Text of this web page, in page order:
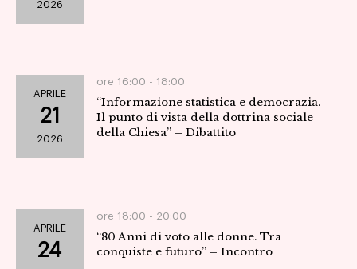
2026
APRILE
21
2026
ore 16:00 - 18:00
“Informazione statistica e democrazia.
Il punto di vista della dottrina sociale
della Chiesa” – Dibattito
APRILE
24
ore 18:00 - 20:00
“80 Anni di voto alle donne. Tra
conquiste e futuro” – Incontro